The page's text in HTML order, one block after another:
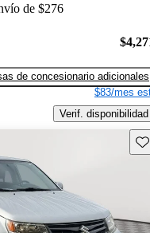
de $276
de concesionario adicionales
$83/mes
Verif. disponibilidad